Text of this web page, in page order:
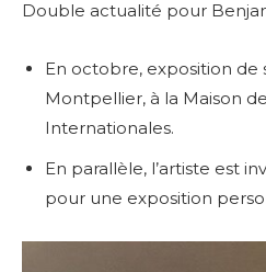
Double actualité pour
En octobre, exposition de
Montpellier, à la Maison
Internationales.
En parallèle, l’artiste est
pour une exposition